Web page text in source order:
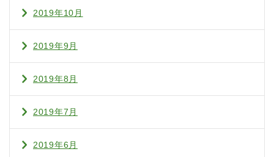
2019年10月
2019年9月
2019年8月
2019年7月
2019年6月